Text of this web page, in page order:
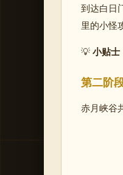
到达白日
里的小怪
💡小贴士
第二阶
赤月峡谷